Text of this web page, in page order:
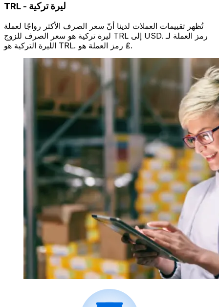
TRL - ليرة تركية
تُظهر تقييمات العملات لدينا أنّ سعر الصرف الأكثر رواجًا لعملة
ليرة تركية هو سعر الصرف للزوج TRL إلى USD. رمز العملة لـ
الليرة التركية هو TRL. رمز العملة هو ₤.